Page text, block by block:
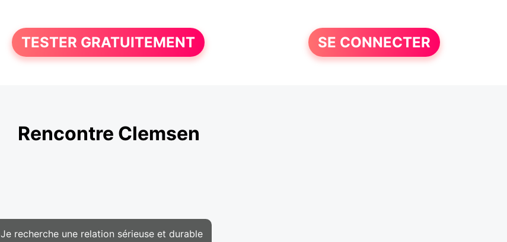
TESTER GRATUITEMENT SE CONNECTER
Rencontre Clemsen
Je recherche une relation sérieuse et durable